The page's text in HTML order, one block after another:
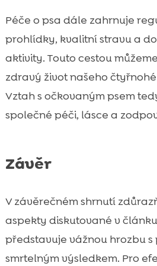
Péče o psa dále zahrnuje
prohlídky, kvalitní stravu a
aktivity. Touto cestou
zdravý život našeho
Vztah s očkovaným psem
společné péči, lásce a
Závěr
V závěrečném shrnutí
aspekty diskutované v
představuje vážnou hrozbu
smrtelným výsledkem. Pro